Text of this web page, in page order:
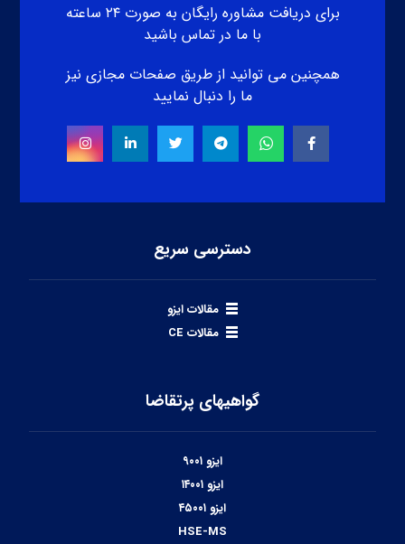
برای دریافت مشاوره رایگان به صورت ۲۴ ساعته
با ما در تماس باشید
همچنین می توانید از طریق صفحات مجازی نیز
ما را دنبال نمایید
دسترسی سریع
مقالات ایزو
مقالات CE
گواهیهای پرتقاضا
ایزو ۹۰۰۱
ایزو ۱۴۰۰۱
ایزو ۴۵۰۰۱
HSE-MS